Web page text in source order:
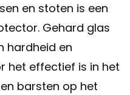
en stoten is een
Gehard glas
hardheid en
het effectief is in het
barsten op het